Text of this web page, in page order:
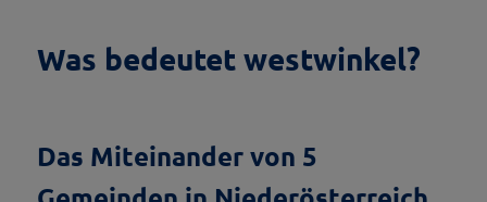
Was bedeutet westwinkel?
Das Miteinander von 5